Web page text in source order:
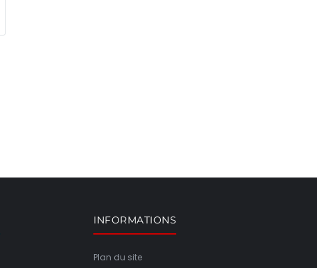
INFORMATIONS
Plan du site